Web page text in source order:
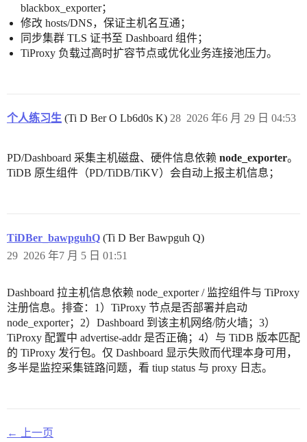
blackbox_exporter；
修改 hosts/DNS，保证主机名互通；
同步集群 TLS 证书至 Dashboard 组件；
TiProxy 负载过高时扩容节点或优化业务连接池压力。
个人练习生 (Ti D Ber O Lb6d0s K) 2026 年6 月 29 日 04:53
28
PD/Dashboard 采集主机磁盘、硬件信息依赖 node_exporter。
TiDB 原生组件（PD/TiDB/TiKV）会自动上报主机信息；
TiDBer_bawpguhQ (Ti D Ber Bawpguh Q)
2026 年7 月 5 日 01:51
29
Dashboard 拉主机信息依赖 node_exporter / 监控组件与 TiProxy
注册信息。排查：1）TiProxy 节点是否部署并启动
node_exporter；2）Dashboard 到该主机网络/防火墙；3）
TiProxy 配置中 advertise-addr 是否正确；4）与 TiDB 版本匹配
的 TiProxy 发行包。仅 Dashboard 显示失败而代理本身可用，
多半是监控采集链路问题，看 tiup status 与 proxy 日志。
← 上一页